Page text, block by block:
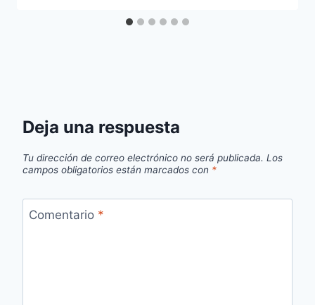
Deja una respuesta
Tu dirección de correo electrónico no será publicada. Los
campos obligatorios están marcados con *
Comentario *